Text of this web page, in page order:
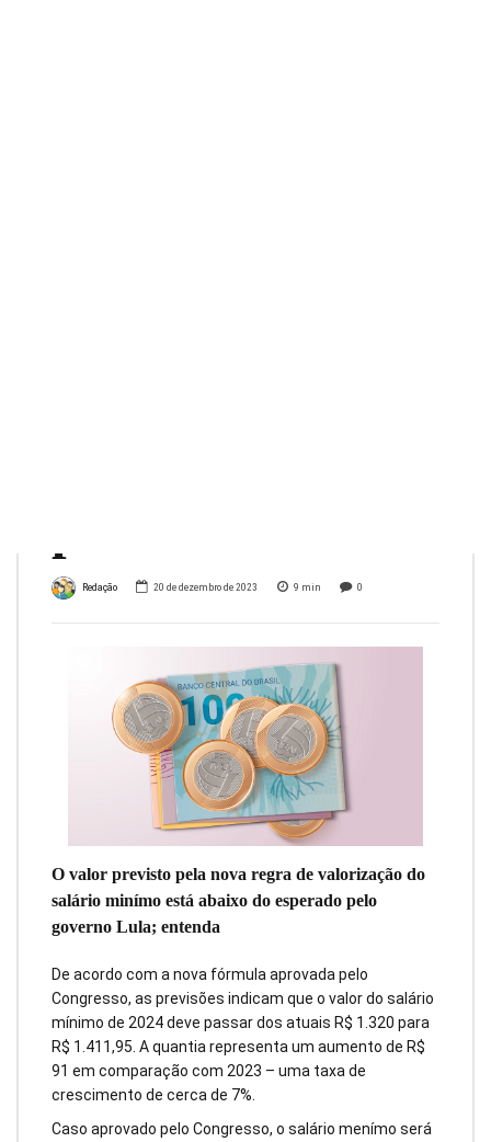
Redação 20 de dezembro de 2023 9 min 0
O valor previsto pela nova regra de valorização do
salário minímo está abaixo do esperado pelo
governo Lula; entenda
De acordo com a nova fórmula aprovada pelo
Congresso, as previsões indicam que o valor do salário
mínimo de 2024 deve passar dos atuais R$ 1.320 para
R$ 1.411,95. A quantia representa um aumento de R$
91 em comparação com 2023 – uma taxa de
crescimento de cerca de 7%.
Caso aprovado pelo Congresso, o salário menímo será